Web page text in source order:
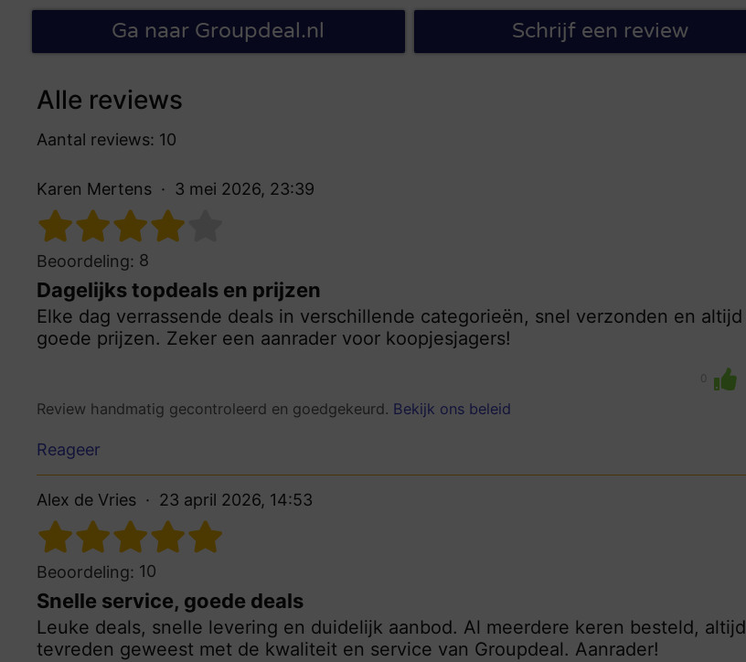
Ga naar Groupdeal.nl Schrijf een review
Alle reviews
Aantal reviews: 10
Karen Mertens 3 mei 2026, 23:39
Beoordeling: 8
Dagelijks topdeals en prijzen
Elke dag verrassende deals in verschillende categorieën, snel verzonden en altijd
goede prijzen. Zeker een aanrader voor koopjesjagers!
0
Review handmatig gecontroleerd en goedgekeurd. Bekijk ons beleid
Reageer
Alex de Vries 23 april 2026, 14:53
Beoordeling: 10
Snelle service, goede deals
Leuke deals, snelle levering en duidelijk aanbod. Al meerdere keren besteld, altijd
tevreden geweest met de kwaliteit en service van Groupdeal. Aanrader!